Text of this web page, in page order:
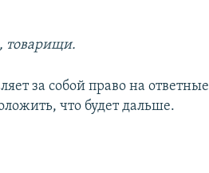
товарищи.
за собой право на ответные
что будет дальше.